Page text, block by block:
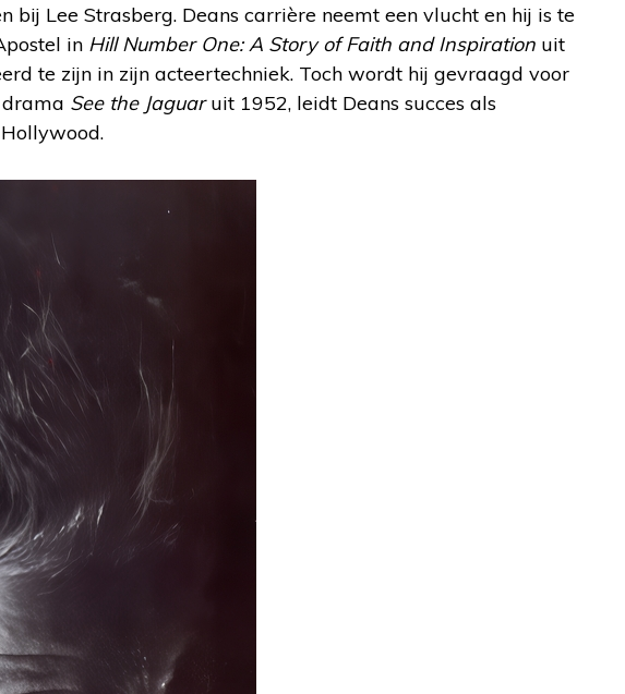
Lee Strasberg. Deans carrière neemt een vlucht en hij is te
in Hill Number One: A Story of Faith and Inspiration uit
te zijn in zijn acteertechniek. Toch wordt hij gevraagd voor
See the Jaguaruit 1952, leidt Deans succes als